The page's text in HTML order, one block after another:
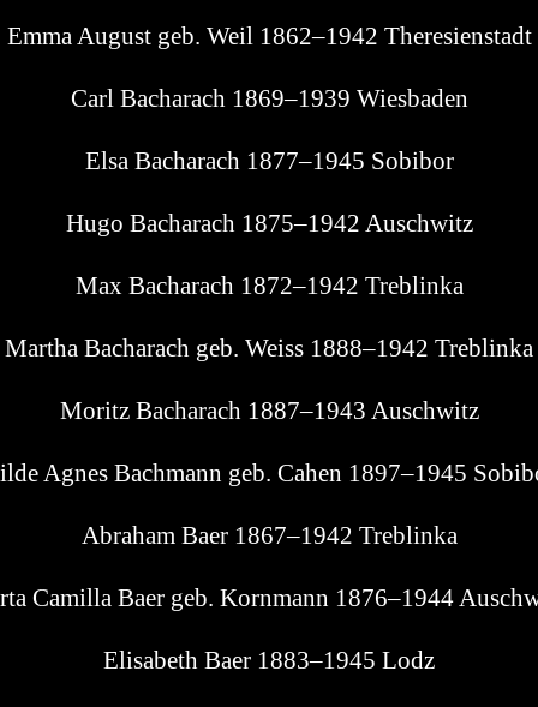
Emma August geb. Weil 1862–1942 Theresienstadt
Carl Bacha­rach 1869–1939 Wiesbaden
Elsa Bacha­rach 1877–1945 Sobibor
Hugo Bacha­rach 1875–1942 Auschwitz
Max Bacha­rach 1872–1942 Treblinka
Mar­tha Bacha­rach geb. Weiss 1888–1942 Treblinka
Moritz Bacha­rach 1887–1943 Auschwitz
Agnes Bach­mann geb. Cahen 1897–1945
Abra­ham Baer 1867–1942 Treblinka
Camil­la Baer geb. Korn­mann 1876–1944
Eli­sa­beth Baer 1883–1945 Lodz